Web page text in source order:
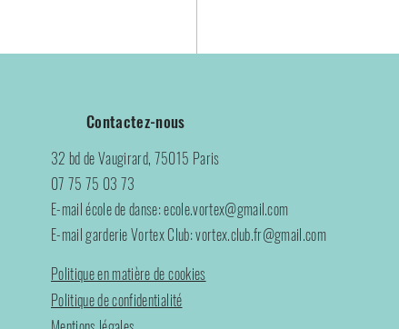
Contactez-nous
32 bd de Vaugirard, 75015 Paris
07 75 75 03 73
E-mail école de danse: ecole.vortex@gmail.com
E-mail garderie Vortex Club:vortex.club.fr@gmail.com
Politique en matière de cookies
Politique de confidentialité